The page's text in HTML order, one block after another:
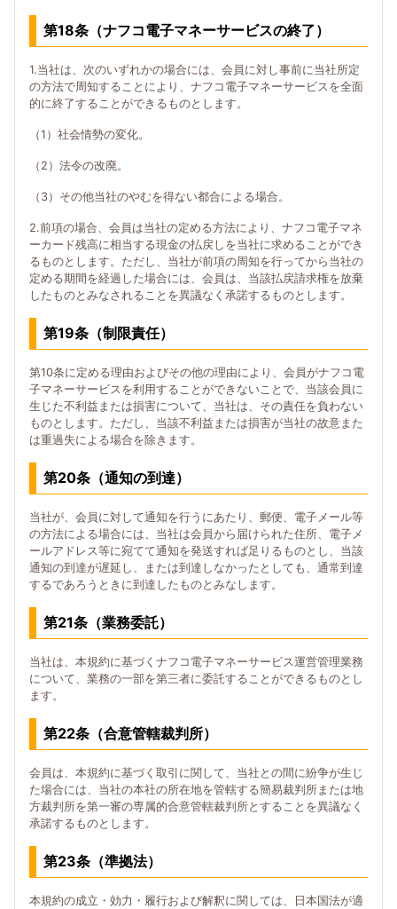
第18条（ナフコ電子マネーサービスの終了）
1.当社は、次のいずれかの場合には、会員に対し事前に当社所定
の方法で周知することにより、ナフコ電子マネーサービスを全面
的に終了することができるものとします。
（1）社会情勢の変化。
（2）法令の改廃。
（3）その他当社のやむを得ない都合による場合。
2.前項の場合、会員は当社の定める方法により、ナフコ電子マネ
ーカード残高に相当する現金の払戻しを当社に求めることができ
るものとします。ただし、当社が前項の周知を行ってから当社の
定める期間を経過した場合には、会員は、当該払戻請求権を放棄
したものとみなされることを異議なく承諾するものとします。
第19条（制限責任）
第10条に定める理由およびその他の理由により、会員がナフコ電
子マネーサービスを利用することができないことで、当該会員に
生じた不利益または損害について、当社は、その責任を負わない
ものとします。ただし、当該不利益または損害が当社の故意また
は重過失による場合を除きます。
第20条（通知の到達）
当社が、会員に対して通知を行うにあたり、郵便、電子メール等
の方法による場合には、当社は会員から届けられた住所、電子メ
ールアドレス等に宛てて通知を発送すれば足りるものとし、当該
通知の到達が遅延し、または到達しなかったとしても、通常到達
するであろうときに到達したものとみなします。
第21条（業務委託）
当社は、本規約に基づくナフコ電子マネーサービス運営管理業務
について、業務の一部を第三者に委託することができるものとし
ます。
第22条（合意管轄裁判所）
会員は、本規約に基づく取引に関して、当社との間に紛争が生じ
た場合には、当社の本社の所在地を管轄する簡易裁判所または地
方裁判所を第一審の専属的合意管轄裁判所とすることを異議なく
承諾するものとします。
第23条（準拠法）
本規約の成立・効力・履行および解釈に関しては、日本国法が適